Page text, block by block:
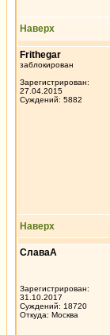
Наверх
Frithegar
заблокирован
Зарегистрирован:
27.04.2015
Суждений: 5882
Наверх
СлаваА
Зарегистрирован:
31.10.2017
Суждений: 18720
Откуда: Москва